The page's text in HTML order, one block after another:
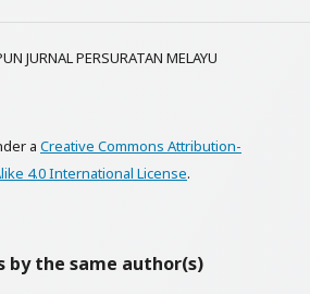
JURNAL PERSURATAN MELAYU
a Creative Commons Attribution-
4.0 International License.
by the same author(s)